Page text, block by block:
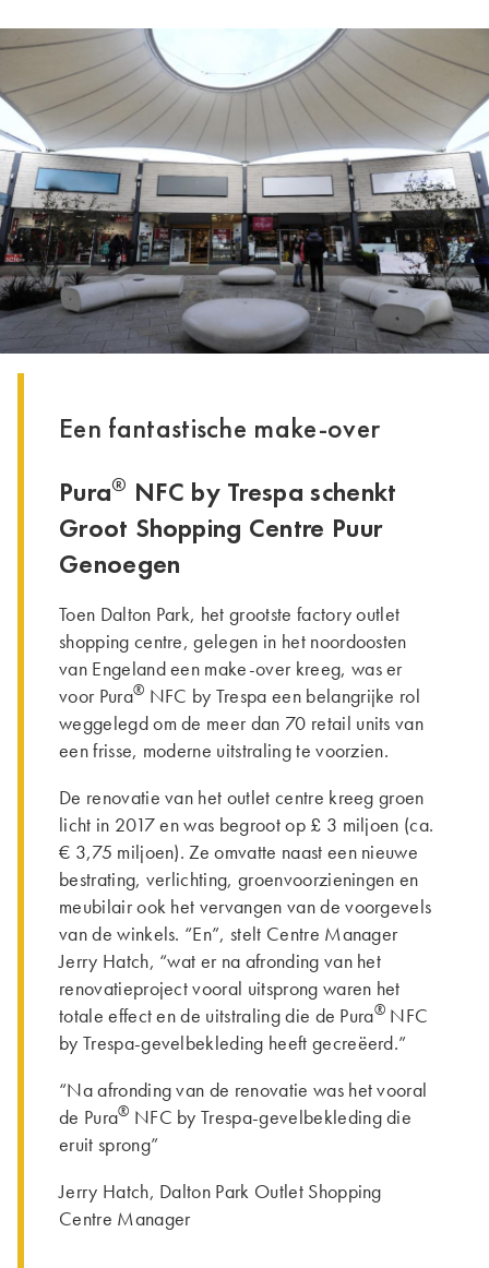
Een fantastische make-over
Pura® NFC by Trespa schenkt
Groot Shopping Centre Puur
Genoegen
Toen Dalton Park, het grootste factory outlet
shopping centre, gelegen in het noordoosten
van Engeland een make-over kreeg, was er
voor Pura® NFC by Trespa een belangrijke rol
weggelegd om de meer dan 70 retail units van
een frisse, moderne uitstraling te voorzien.
De renovatie van het outlet centre kreeg groen
licht in 2017 en was begroot op £ 3 miljoen (ca.
€ 3,75 miljoen). Ze omvatte naast een nieuwe
bestrating, verlichting, groenvoorzieningen en
meubilair ook het vervangen van de voorgevels
van de winkels. “En”, stelt Centre Manager
Jerry Hatch, “wat er na afronding van het
renovatieproject vooral uitsprong waren het
totale effect en de uitstraling die de Pura® NFC
by Trespa-gevelbekleding heeft gecreëerd.”
“Na afronding van de renovatie was het vooral
de Pura® NFC by Trespa-gevelbekleding die
eruit sprong”
Jerry Hatch, Dalton Park Outlet Shopping
Centre Manager